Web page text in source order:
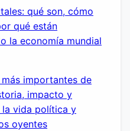
qué son, cómo
qué están
la economía mundial
más importantes de
impacto y
la vida política y
oyentes